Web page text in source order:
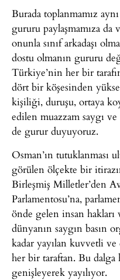
Burada toplanmamız
gururu paylaşmamıza da
onunla sınıf arkadaşı
dostu olmanın gururu
Türkiye’nin her bir
dört bir köşesinden
kişiliği, duruşu, ortaya
edilen muazzam saygı
de gurur duyuyoruz.
Osman’ın tutuklanması
görülen ölçekte bir
Birleşmiş Milletler’den
Parlamentosu’na,
önde gelen insan
dünyanın saygın basın
kadar yayılan kuvvetli
her bir taraftan. Bu dalga
genişleyerek yayılıyor.